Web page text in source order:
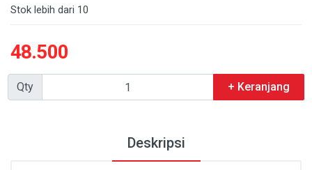
Stok lebih dari 10
48.500
Qty + Keranjang
Deskripsi